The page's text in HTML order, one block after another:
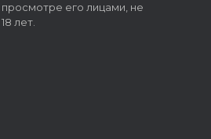
его лицами, не
лет.